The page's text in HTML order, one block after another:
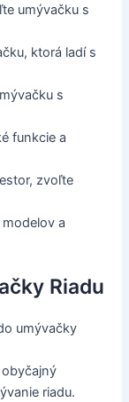
umývačku s
ktorá ladí s
s
funkcie a
zvoľte
a
Riadu
umývačky
riadu.